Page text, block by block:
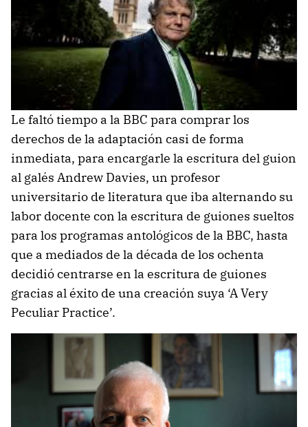
Le faltó tiempo a la BBC para comprar los
derechos de la adaptación casi de forma
inmediata, para encargarle la escritura del guion
al galés Andrew Davies, un profesor
universitario de literatura que iba alternando su
labor docente con la escritura de guiones sueltos
para los programas antológicos de la BBC, hasta
que a mediados de la década de los ochenta
decidió centrarse en la escritura de guiones
gracias al éxito de una creación suya ‘A Very
Peculiar Practice’.